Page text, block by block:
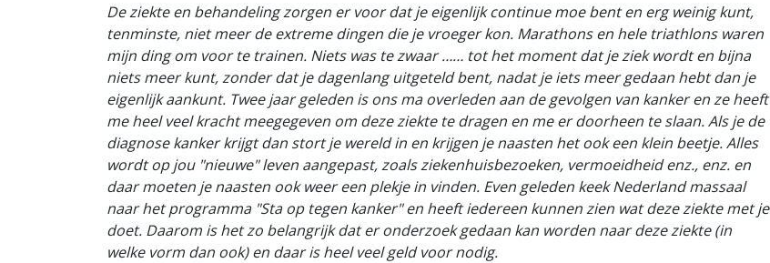
De ziekte en behandeling zorgen er voor dat je eigenlijk continue moe bent en erg weinig kunt,
tenminste, niet meer de extreme dingen die je vroeger kon. Marathons en hele triathlons waren
mijn ding om voor te trainen. Niets was te zwaar …… tot het moment dat je ziek wordt en bijna
niets meer kunt, zonder dat je dagenlang uitgeteld bent, nadat je iets meer gedaan hebt dan je
eigenlijk aankunt. Twee jaar geleden is ons ma overleden aan de gevolgen van kanker en ze heeft
me heel veel kracht meegegeven om deze ziekte te dragen en me er doorheen te slaan. Als je de
diagnose kanker krijgt dan stort je wereld in en krijgen je naasten het ook een klein beetje. Alles
wordt op jou "nieuwe" leven aangepast, zoals ziekenhuisbezoeken, vermoeidheid enz., enz. en
daar moeten je naasten ook weer een plekje in vinden. Even geleden keek Nederland massaal
naar het programma "Sta op tegen kanker" en heeft iedereen kunnen zien wat deze ziekte met je
doet. Daarom is het zo belangrijk dat er onderzoek gedaan kan worden naar deze ziekte (in
welke vorm dan ook) en daar is heel veel geld voor nodig.